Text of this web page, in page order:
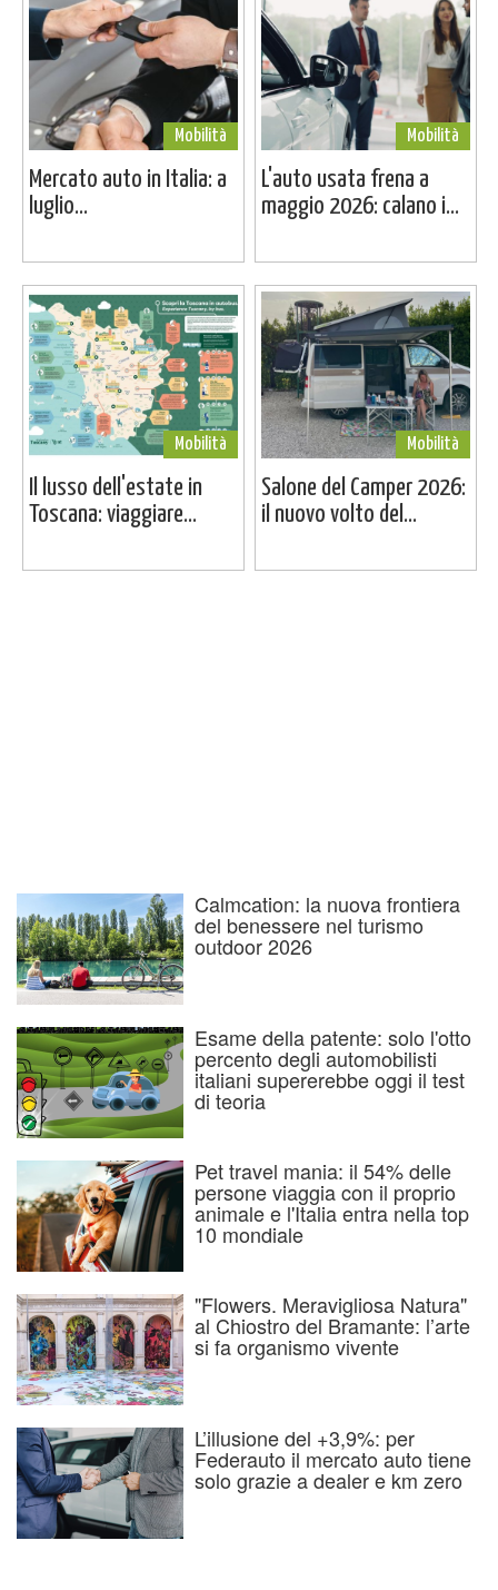
Mobilità
Mercato auto in Italia: a
luglio...
Mobilità
L'auto usata frena a
maggio 2026: calano i...
Mobilità
Il lusso dell'estate in
Toscana: viaggiare...
Mobilità
Salone del Camper 2026:
il nuovo volto del...
Calmcation: la nuova frontiera
del benessere nel turismo
outdoor 2026
Esame della patente: solo l'otto
percento degli automobilisti
italiani supererebbe oggi il test
di teoria
Pet travel mania: il 54% delle
persone viaggia con il proprio
animale e l'Italia entra nella top
10 mondiale
"Flowers. Meravigliosa Natura"
al Chiostro del Bramante: l’arte
si fa organismo vivente
L’illusione del +3,9%: per
Federauto il mercato auto tiene
solo grazie a dealer e km zero